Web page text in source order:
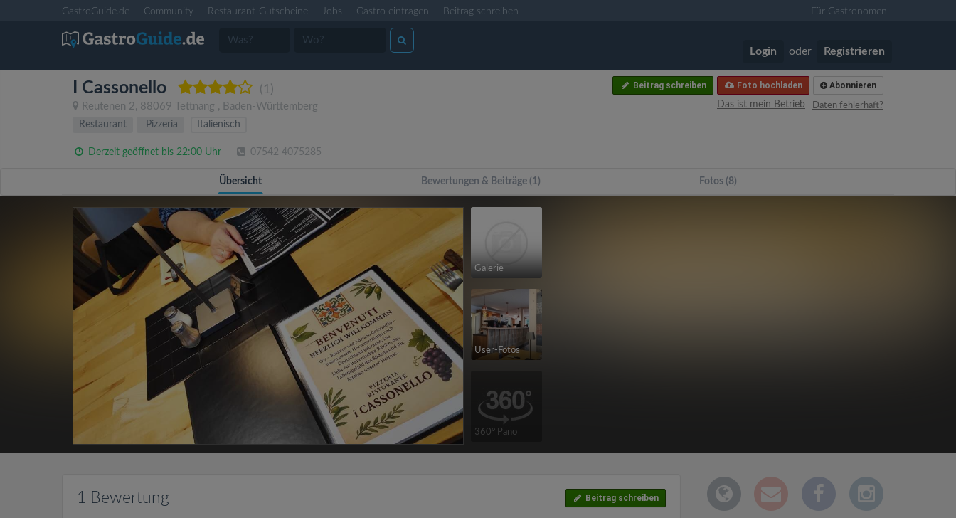
GastroGuide.de Community Restaurant-Gutscheine Jobs Gastro eintragen Beitrag schreiben Für Gastronomen
Login oder Registrieren
I Cassonello (1)
Reutenen 2, 88069 Tettnang , Baden-Württemberg
Abonnieren
Foto hochladen
Beitrag schreiben
Daten fehlerhaft?
Das ist mein Betrieb
Restaurant
Pizzeria Italienisch
Derzeit geöffnet bis 22:00 Uhr 07542 4075285
Übersicht Bewertungen & Beiträge (1) Fotos (8)
Galerie
User-Fotos
360° Pano
1 Bewertung Beitrag schreiben